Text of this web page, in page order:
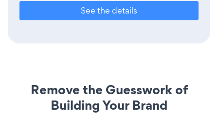
See the details
Remove the Guesswork of
Building Your Brand